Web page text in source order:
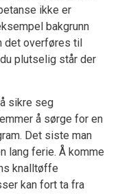
ikke er
bakgrunn
det overføres til
plutselig står der
sikre seg
å sørge for en
Det siste man
lang ferie. Å komme
knalltøffe
kan fort ta fra